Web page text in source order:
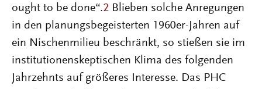
ought to be done“.2 Blieben solche Anregungen
in den planungsbegeisterten 1960er-Jahren auf
ein Nischenmilieu beschränkt, so stießen sie im
institutionenskeptischen Klima des folgenden
Jahrzehnts auf größeres Interesse. Das PHC